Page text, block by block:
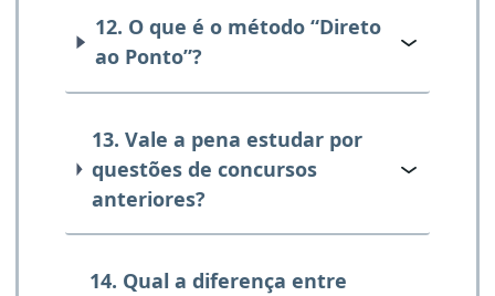
12. O que é o método “Direto
ao Ponto”?
13. Vale a pena estudar por
questões de concursos
anteriores?
14. Qual a diferença entre